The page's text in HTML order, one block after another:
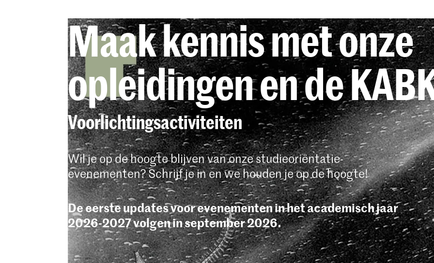
Maak kennis met onze
opleidingen en de
Voorlichtingsactiviteiten
Wil je op de hoogte blijven van onze studieoriëntatie-
evenementen? Schrijf je in en we houden je op de hoogte!
De eerste updates voor evenementen in het academisch jaar
2026-2027 volgen in september 2026.